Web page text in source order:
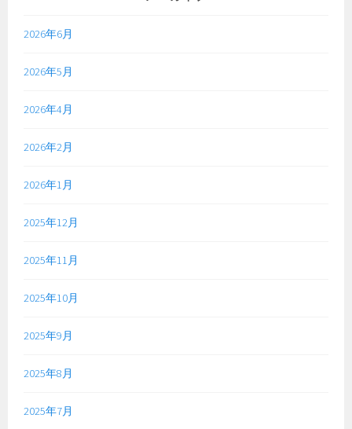
2026年6月
2026年5月
2026年4月
2026年2月
2026年1月
2025年12月
2025年11月
2025年10月
2025年9月
2025年8月
2025年7月